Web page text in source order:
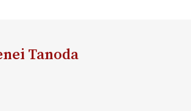
Tanoda